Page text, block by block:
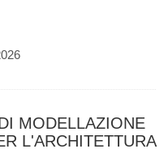
MODELLAZIONE
L'ARCHITETTURA